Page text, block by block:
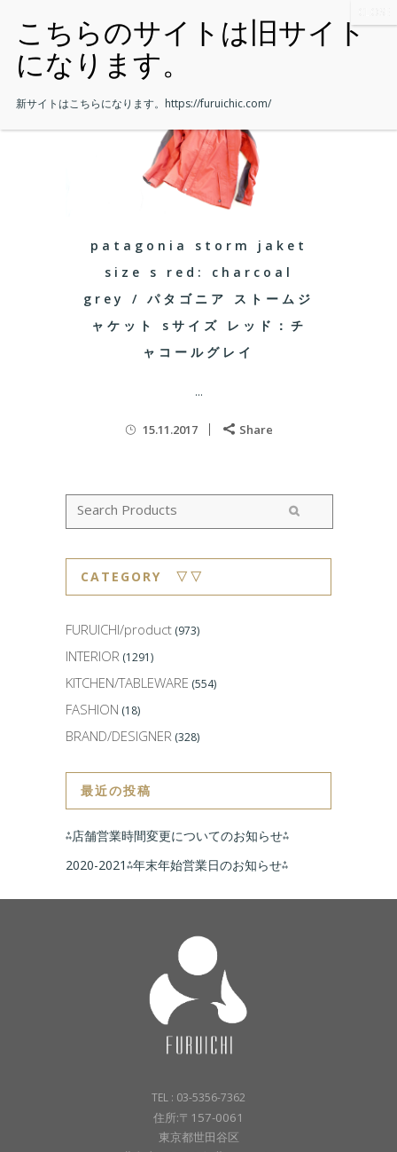
patagonia storm jaket
size s red: charcoal
grey / パタゴニア ストームジ
ャケット sサイズ レッド：チ
ャコールグレイ
...
15.11.2017 Share
CATEGORY ▽▽
FURUICHI/product (973)
INTERIOR (1291)
KITCHEN/TABLEWARE (554)
FASHION (18)
BRAND/DESIGNER (328)
最近の投稿
⁂店舗営業時間変更についてのお知らせ⁂
2020-2021⁂年末年始営業日のお知らせ⁂
TEL : 03-5356-7362
住所:〒157-0061
東京都世田谷区
新サイトはこちらになります。 https://furuichic.com/